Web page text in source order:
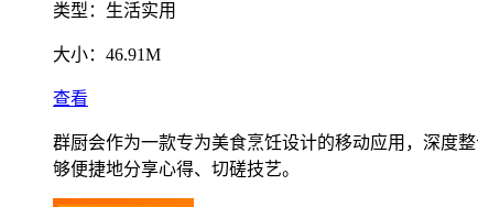
类型： 生活实用
大小： 46.91M
查看
群厨会作为一款专为美食烹饪设计的移动应用，深度
够便捷地分享心得、切磋技艺。